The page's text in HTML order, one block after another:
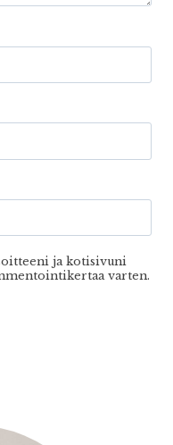
ja kotisivuni
varten.